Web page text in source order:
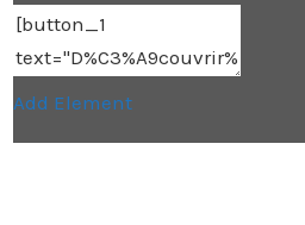
Add Element